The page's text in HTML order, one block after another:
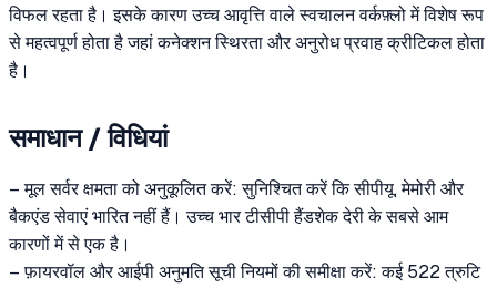
विफल रहता है। इसके कारण उच्च आवृत्ति वाले स्वचालन वर्कफ़्लो में विशेष रूप
से महत्वपूर्ण होता है जहां कनेक्शन स्थिरता और अनुरोध प्रवाह क्रीटिकल होता
है।
समाधान / विधियां
– मूल सर्वर क्षमता को अनुकूलित करें: सुनिश्चित करें कि सीपीयू, मेमोरी और
बैकएंड सेवाएं भारित नहीं हैं। उच्च भार टीसीपी हैंडशेक देरी के सबसे आम
कारणों में से एक है।
– फ़ायरवॉल और आईपी अनुमति सूची नियमों की समीक्षा करें: कई 522 त्रुटि